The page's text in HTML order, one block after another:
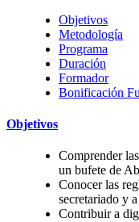
Objetivos
Metodología
Programa
Duración
Formador
Bonificación
Objetivos
Comprender
un bufete de
Conocer las
secretariado y
Contribuir a